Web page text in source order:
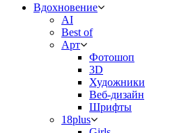
Вдохновение
AI
Best of
Арт
Фотошоп
3D
Художники
Веб-дизайн
Шрифты
18plus